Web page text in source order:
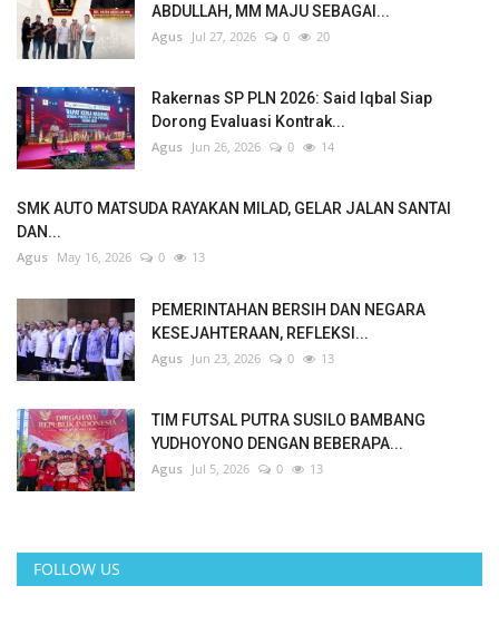
Ekonomi & Keuangan
Pendidikan & Pelatihan
ABDULLAH, MM MAJU SEBAGAI...
Agus Jul 27, 2026 0 20
Rakernas SP PLN 2026: Said Iqbal Siap
Dorong Evaluasi Kontrak...
Agus Jun 26, 2026 0 14
SMK AUTO MATSUDA RAYAKAN MILAD, GELAR JALAN SANTAI
DAN...
Agus May 16, 2026 0 13
PEMERINTAHAN BERSIH DAN NEGARA
KESEJAHTERAAN, REFLEKSI...
Agus Jun 23, 2026 0 13
TIM FUTSAL PUTRA SUSILO BAMBANG
YUDHOYONO DENGAN BEBERAPA...
Agus Jul 5, 2026 0 13
FOLLOW US